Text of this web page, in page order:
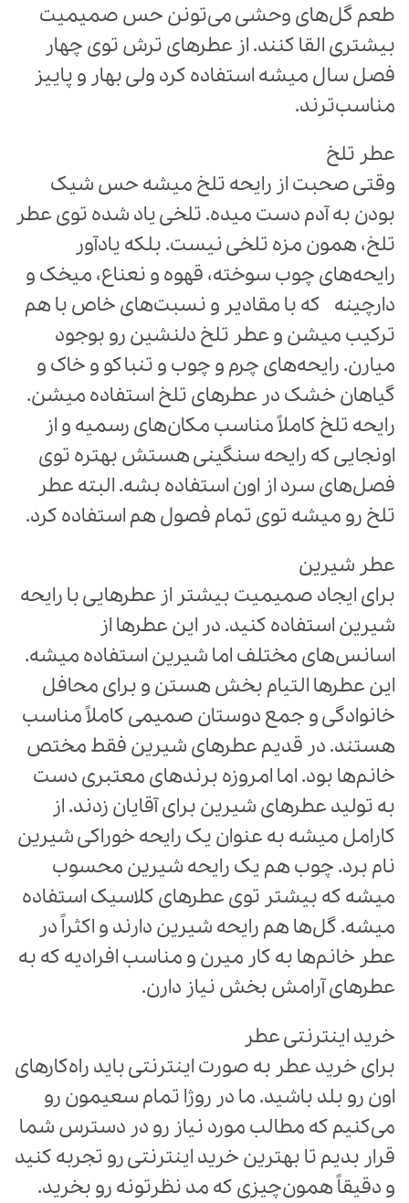
طعم گل‌های وحشی می‌تونن حس صمیمیت
بیشتری القا کنند. از عطرهای ترش توی چهار
فصل سال میشه استفاده کرد ولی بهار و پاییز
مناسب‌ترند.
عطر تلخ
وقتی صحبت از رایحه تلخ میشه حس شیک
بودن به آدم دست میده. تلخی یاد شده توی عطر
تلخ، همون مزه تلخی نیست. بلکه یادآور
رایحه‌های چوب سوخته، قهوه و نعناع، میخک و
دارچینه که با مقادیر و نسبت‌های خاص با هم
ترکیب میشن و عطر تلخ دلنشین رو بوجود
میارن. رایحه‌های چرم و چوب و تنباکو و خاک و
گیاهان خشک در عطرهای تلخ استفاده میشن.
رایحه تلخ کاملاً مناسب مکان‌های رسمیه و از
اونجایی که رایحه سنگینی هستش بهتره توی
فصل‌های سرد از اون استفاده بشه. البته عطر
تلخ رو میشه توی تمام فصول هم استفاده کرد.
عطر شیرین
برای ایجاد صمیمیت بیشتر از عطرهایی با رایحه
شیرین استفاده کنید. در این عطرها از
اسانس‌های مختلف اما شیرین استفاده میشه.
این عطرها التیام بخش هستن و برای محافل
خانوادگی و جمع دوستان صمیمی کاملاً مناسب
هستند. در قدیم عطرهای شیرین فقط مختص
خانم‌ها بود. اما امروزه برندهای معتبری دست
به تولید عطرهای شیرین برای آقایان زدند. از
کارامل میشه به عنوان یک رایحه خوراکی شیرین
نام برد. چوب هم یک رایحه شیرین محسوب
میشه که بیشتر توی عطرهای کلاسیک استفاده
میشه. گل‌ها هم رایحه شیرین دارند و اکثراً در
عطر خانم‌ها به کار میرن و مناسب افرادیه که به
عطرهای آرامش بخش نیاز دارن.
خرید اینترنتی عطر
برای خرید عطر به صورت اینترنتی باید راه‌کارهای
اون رو بلد باشید. ما در روژا تمام سعیمون رو
می‌کنیم که مطالب مورد نیاز رو در دسترس شما
قرار بدیم تا بهترین خرید اینترنتی رو تجربه کنید
و دقیقاً همون‌چیزی که مد نظرتونه رو بخرید.